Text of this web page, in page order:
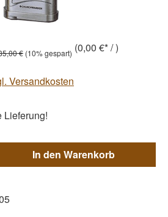
€ (10% gespart) (0,00 €* / )
Versandkosten
Lieferung!
Gib den gewünschten
In den Warenkorb